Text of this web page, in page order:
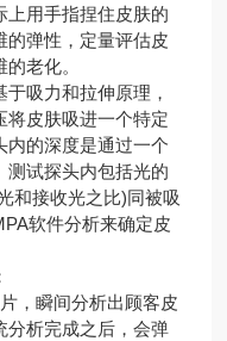
上用手指捏住皮肤的
的弹性，定量评估皮
老化。
吸力和拉伸原理，
将皮肤吸进一个特定
内的深度是通过一个
测试探头内包括光的
和接收光之比)同被吸
软件分析来确定皮
瞬间分析出顾客皮
分析完成之后，会弹